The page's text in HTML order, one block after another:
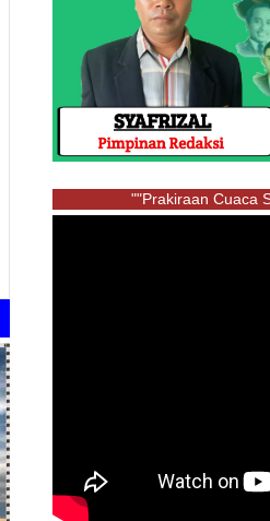
""Prakiraan Cuaca Sabtu